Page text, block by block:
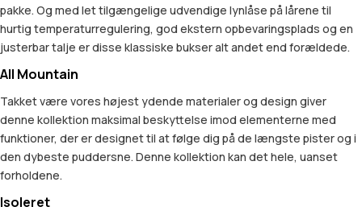
pakke. Og med let tilgængelige udvendige lynlåse på lårene til
hurtig temperaturregulering, god ekstern opbevaringsplads og en
justerbar talje er disse klassiske bukser alt andet end forældede.
All Mountain
Takket være vores højest ydende materialer og design giver
denne kollektion maksimal beskyttelse imod elementerne med
funktioner, der er designet til at følge dig på de længste pister og i
den dybeste puddersne. Denne kollektion kan det hele, uanset
forholdene.
Isoleret